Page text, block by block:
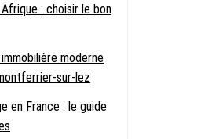
: choisir le bon
moderne
sur-lez
en France : le guide